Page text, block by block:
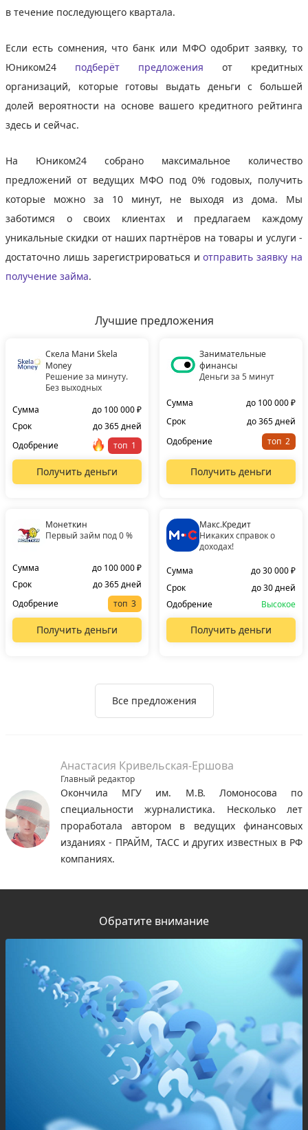
в течение последующего квартала.
Если есть сомнения, что банк или МФО одобрит заявку, то
Юником24 подберёт предложения от кредитных
организаций, которые готовы выдать деньги с большей
долей вероятности на основе вашего кредитного рейтинга
здесь и сейчас.
На Юником24 собрано максимальное количество
предложений от ведущих МФО под 0% годовых, получить
которые можно за 10 минут, не выходя из дома. Мы
заботимся о своих клиентах и предлагаем каждому
уникальные скидки от наших партнёров на товары и услуги -
достаточно лишь зарегистрироваться иотправить заявку на
получение займа.
Лучшие предложения
Скела Мани Skela
Money
Решение за минуту.
Без выходных
Сумма
до 100 000 ₽
Срок
до 365 дней
Одобрение
топ
Получить деньги
Занимательные
финансы
Деньги за 5 минут
Сумма
до 100 000 ₽
Срок
до 365 дней
Одобрение
топ
Получить деньги
Монеткин
Первый займ под 0 %
Сумма
до 100 000 ₽
Срок
до 365 дней
Одобрение
топ
Получить деньги
Макс.Кредит
Никаких справок о
доходах!
Сумма
до 30 000 ₽
Срок
до 30 дней
Одобрение
Высокое
Получить деньги
Все предложения
Анастасия Кривельская-Ершова
Главный редактор
Окончила МГУ им. М.В. Ломоносова по
специальности журналистика. Несколько лет
проработала автором в ведущих финансовых
изданиях - ПРАЙМ, ТАСС и других известных в РФ
компаниях.
Обратите внимание